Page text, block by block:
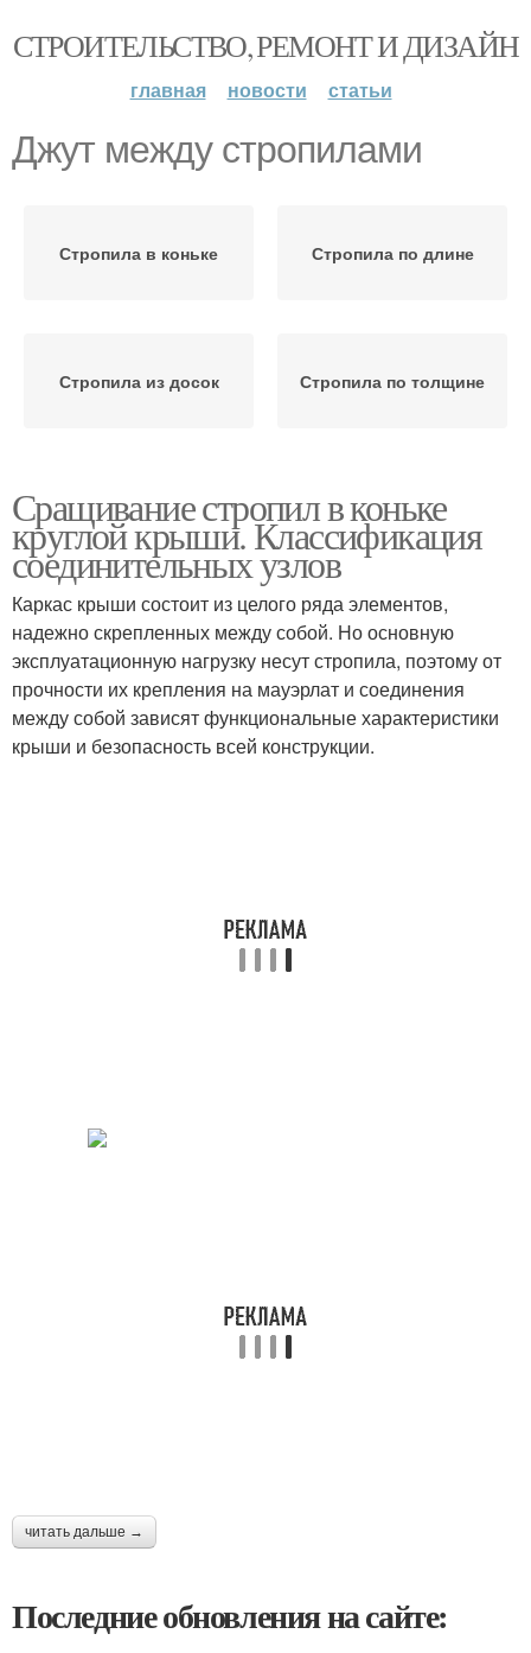
СТРОИТЕЛЬСТВО, РЕМОНТ И ДИЗАЙН
главная новости статьи
Джут между стропилами
Стропила в коньке Стропила по длине
Стропила из досок Стропила по толщине
Сращивание стропил в коньке
круглой крыши. Классификация
соединительных узлов
Каркас крыши состоит из целого ряда элементов,
надежно скрепленных между собой. Но основную
эксплуатационную нагрузку несут стропила, поэтому от
прочности их крепления на мауэрлат и соединения
между собой зависят функциональные характеристики
крыши и безопасность всей конструкции.
читать дальше →
Последние обновления на сайте: